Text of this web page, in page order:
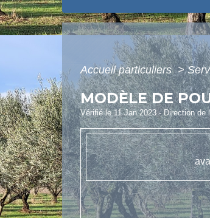
Accueil particuliers>
MODÈLE DE
Vérifié le 11 Jan 2023 - Direction